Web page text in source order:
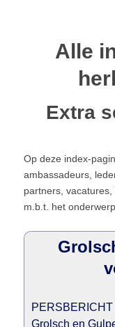
Alle
Extra
Op deze index-
ambassadeurs,
partners,
m.b.t. het
Grolsch en